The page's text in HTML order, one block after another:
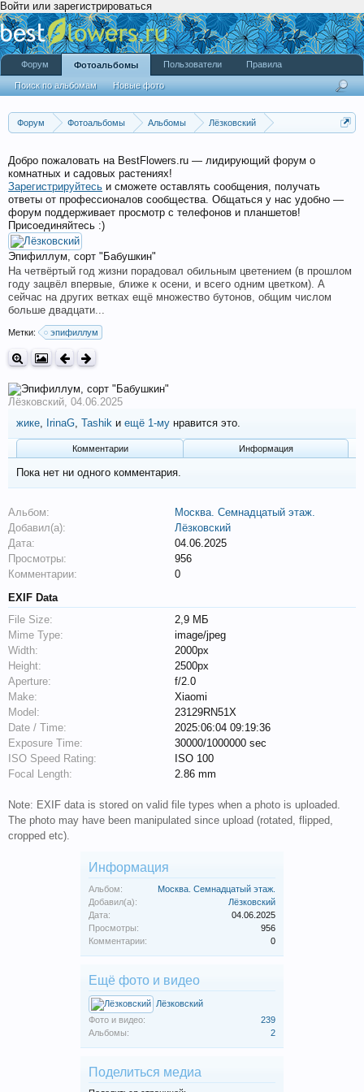
Войти или зарегистрироваться
Форум Фотоальбомы Альбомы
Лёзковский
Добро пожаловать на BestFlowers.ru — лидирующий форум о
комнатных и садовых растениях!
Зарегистрируйтесь и сможете оставлять сообщения, получать
ответы от профессионалов сообщества. Общаться у нас удобно —
форум поддерживает просмотр с телефонов и планшетов!
Присоединяйтесь :)
Эпифиллум, сорт "Бабушкин"
На четвёртый год жизни порадовал обильным цветением (в прошлом
году зацвёл впервые, ближе к осени, и всего одним цветком). А
сейчас на других ветках ещё множество бутонов, общим числом
больше двадцати...
Метки: эпифиллум
Лёзковский, 04.06.2025
жике, IrinaG, Tashik и ещё 1-му нравится это.
Комментарии Информация
Пока нет ни одного комментария.
Альбом:
Москва. Семнадцатый этаж.
Добавил(а):
Лёзковский
Дата:
04.06.2025
Просмотры:
956
Комментарии:
0
EXIF Data
File Size:
2,9 МБ
Mime Type:
image/jpeg
Width:
2000px
Height:
2500px
Aperture:
f/2.0
Make:
Xiaomi
Model:
23129RN51X
Date / Time:
2025:06:04 09:19:36
Exposure Time:
30000/1000000 sec
ISO Speed Rating:
ISO 100
Focal Length:
2.86 mm
Note: EXIF data is stored on valid file types when a photo is uploaded.
The photo may have been manipulated since upload (rotated, flipped,
cropped etc).
Информация
Альбом:
Москва. Семнадцатый этаж.
Добавил(а):
Лёзковский
Дата:
04.06.2025
Просмотры:
956
Комментарии:
0
Ещё фото и видео
Лёзковский
Фото и видео:
239
Альбомы:
2
Поделиться медиа
Форум Фотоальбомы
Поиск по альбомам Новые фото
Пользователи Правила